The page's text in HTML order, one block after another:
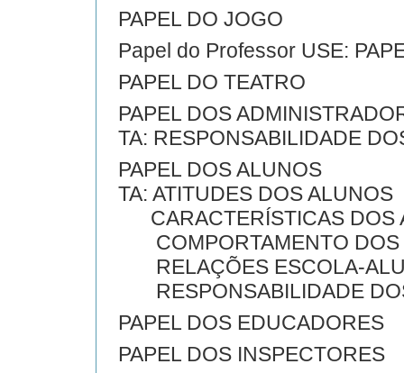
PAPEL DO JOGO
Papel do Professor USE:
PAPEL DO TEATRO
PAPEL DOS
TA: RESPONSABILIDADE
PAPEL DOS ALUNOS
TA: ATITUDES DOS ALUNOS
CARACTERÍSTICAS DOS
COMPORTAMENTO DOS
RELAÇÕES ESCOLA-
RESPONSABILIDADE
PAPEL DOS EDUCADORES
PAPEL DOS INSPECTORES